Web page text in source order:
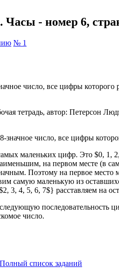
Часы - номер 6,
№ 1
число, все цифры которого
значное число, все цифры
маленьких цифр. Это $0, 1,
на первом месте (в
Поэтому на первое
самую маленькую из
3, 4, 5, 6, 7$} расставляем на
последовательность
число.
Полный список заданий